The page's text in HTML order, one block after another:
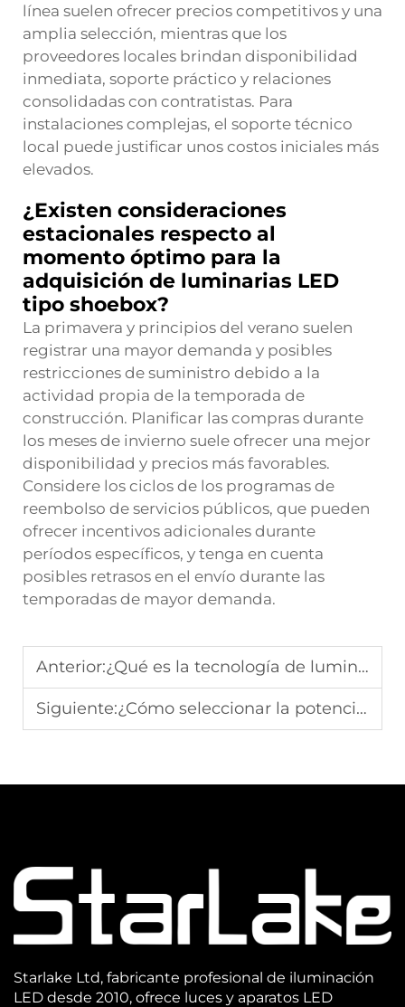
línea suelen ofrecer precios competitivos y una
amplia selección, mientras que los
proveedores locales brindan disponibilidad
inmediata, soporte práctico y relaciones
consolidadas con contratistas. Para
instalaciones complejas, el soporte técnico
local puede justificar unos costos iniciales más
elevados.
¿Existen consideraciones
estacionales respecto al
momento óptimo para la
adquisición de luminarias LED
tipo shoebox?
La primavera y principios del verano suelen
registrar una mayor demanda y posibles
restricciones de suministro debido a la
actividad propia de la temporada de
construcción. Planificar las compras durante
los meses de invierno suele ofrecer una mejor
disponibilidad y precios más favorables.
Considere los ciclos de los programas de
reembolso de servicios públicos, que pueden
ofrecer incentivos adicionales durante
períodos específicos, y tenga en cuenta
posibles retrasos en el envío durante las
temporadas de mayor demanda.
Anterior:¿Qué es la tecnología de luminarias LED tipo shoebox en 2026?
Siguiente:¿Cómo seleccionar la potencia adecuada para una luz LED tipo shoebox?
Starlake Ltd, fabricante profesional de iluminación
LED desde 2010, ofrece luces y aparatos LED